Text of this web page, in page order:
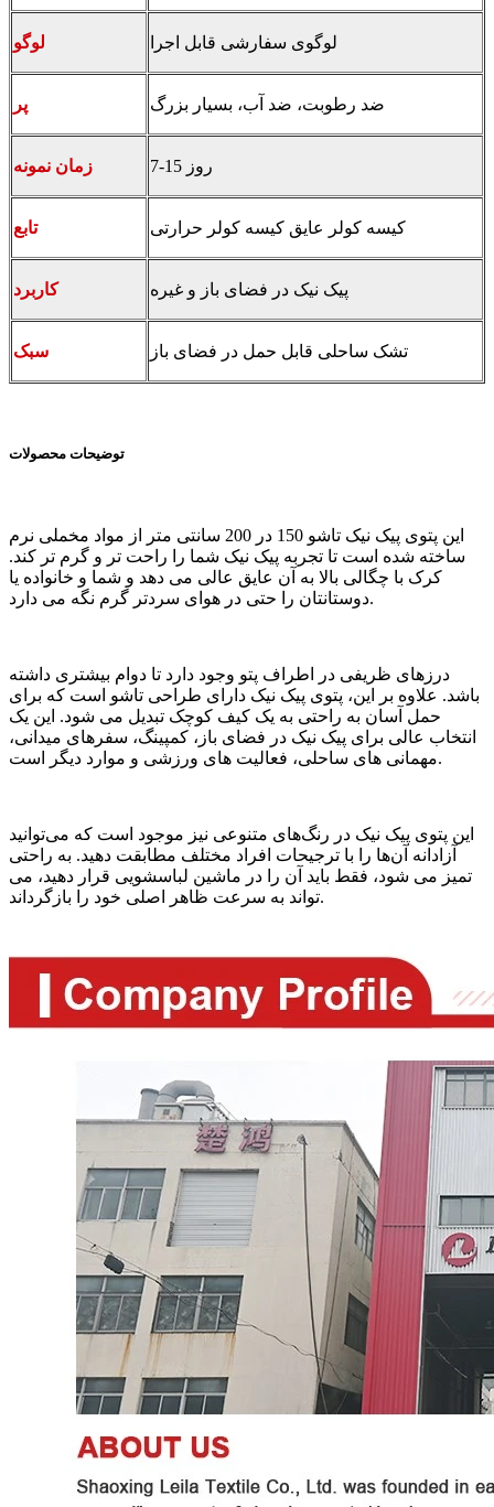
لوگو لوگوی سفارشی قابل اجرا
پر ضد رطوبت، ضد آب، بسیار بزرگ
زمان نمونه 7-15 روز
تابع کیسه کولر عایق کیسه کولر حرارتی
کاربرد پیک نیک در فضای باز و غیره
سبک تشک ساحلی قابل حمل در فضای باز
توضیحات محصولات
این پتوی پیک نیک تاشو 150 در 200 سانتی متر از مواد مخملی نرم
ساخته شده است تا تجربه پیک نیک شما را راحت تر و گرم تر کند.
کرک با چگالی بالا به آن عایق عالی می دهد و شما و خانواده یا
دوستانتان را حتی در هوای سردتر گرم نگه می دارد.
درزهای ظریفی در اطراف پتو وجود دارد تا دوام بیشتری داشته
باشد. علاوه بر این، پتوی پیک نیک دارای طراحی تاشو است که برای
حمل آسان به راحتی به یک کیف کوچک تبدیل می شود. این یک
انتخاب عالی برای پیک نیک در فضای باز، کمپینگ، سفرهای میدانی،
مهمانی های ساحلی، فعالیت های ورزشی و موارد دیگر است.
این پتوی پیک نیک در رنگ‌های متنوعی نیز موجود است که می‌توانید
آزادانه آن‌ها را با ترجیحات افراد مختلف مطابقت دهید. به راحتی
تمیز می شود، فقط باید آن را در ماشین لباسشویی قرار دهید، می
تواند به سرعت ظاهر اصلی خود را بازگرداند.